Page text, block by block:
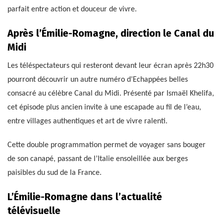
parfait entre action et douceur de vivre.
Après l’Émilie-Romagne, direction le Canal du
Midi
Les téléspectateurs qui resteront devant leur écran après 22h30
pourront découvrir un autre numéro d’Echappées belles
consacré au célèbre Canal du Midi. Présenté par Ismaël Khelifa,
cet épisode plus ancien invite à une escapade au fil de l’eau,
entre villages authentiques et art de vivre ralenti.
Cette double programmation permet de voyager sans bouger
de son canapé, passant de l’Italie ensoleillée aux berges
paisibles du sud de la France.
L’Émilie-Romagne dans l’actualité
télévisuelle